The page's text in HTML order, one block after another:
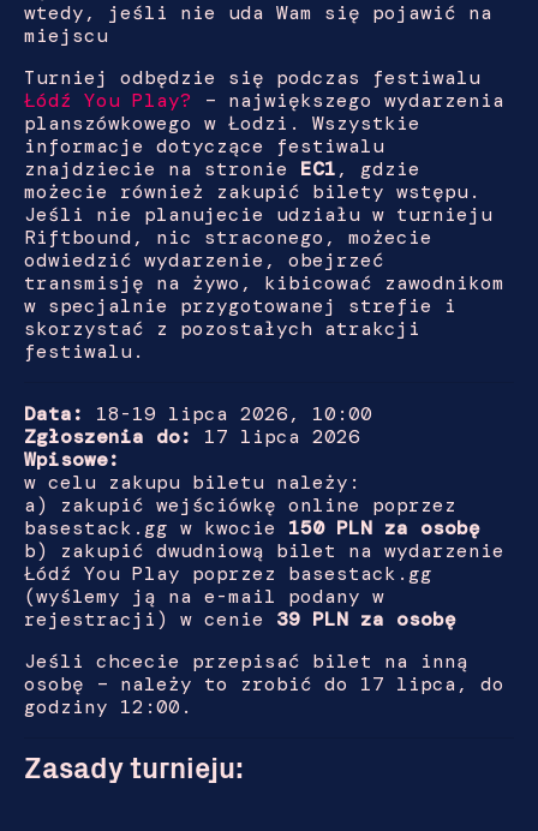
wtedy, jeśli nie uda Wam się pojawić na
miejscu
Turniej odbędzie się podczas festiwalu
Łódź You Play? – największego wydarzenia
planszówkowego w Łodzi. Wszystkie
informacje dotyczące festiwalu
znajdziecie na stronie EC1, gdzie
możecie również zakupić bilety wstępu.
Jeśli nie planujecie udziału w turnieju
Riftbound, nic straconego, możecie
odwiedzić wydarzenie, obejrzeć
transmisję na żywo, kibicować zawodnikom
w specjalnie przygotowanej strefie i
skorzystać z pozostałych atrakcji
festiwalu.
Data:
18-19 lipca 2026, 10:00
Zgłoszenia do:
17 lipca 2026
Wpisowe:
w celu zakupu biletu należy:
a) zakupić wejściówkę online poprzez
basestack.gg w kwocie 150 PLN za osobę
b) zakupić dwudniową bilet na wydarzenie
Łódź You Play poprzez basestack.gg
(wyślemy ją na e-mail podany w
rejestracji) w cenie 39 PLN za osobę
Jeśli chcecie przepisać bilet na inną
osobę – należy to zrobić do 17 lipca, do
godziny 12:00.
Zasady turnieju: